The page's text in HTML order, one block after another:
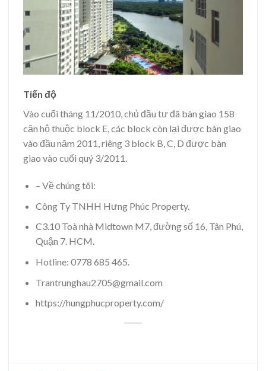
Tiến độ
Vào cuối tháng 11/2010, chủ đầu tư đã bàn giao 158
căn hộ thuộc block E, các block còn lại được bàn giao
vào đầu năm 2011, riêng 3 block B, C, D được bàn
giao vào cuối quý 3/2011.
– Về chúng tôi:
Công Ty TNHH Hưng Phúc Property.
C3.10 Toà nhà Midtown M7, đường số 16, Tân Phú,
Quận 7. HCM.
Hotline: 0778 685 465.
Trantrunghau2705@gmail.com
https://hungphucproperty.com/